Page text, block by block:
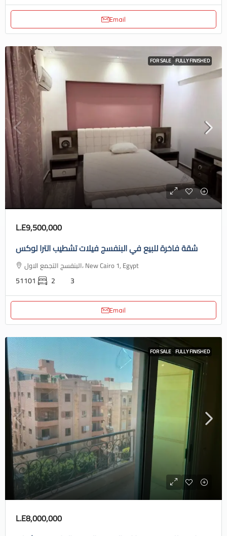
Email
FOR SALE FULLY FINISHED
L.E9,500,000
شقة فاخرة للبيع في البنفسج فيلات تشطيب الترا لوكس
البنفسج التجمع الاول، New Cairo 1, Egypt
51101 2 3
Email
FOR SALE FULLY FINISHED
L.E8,000,000